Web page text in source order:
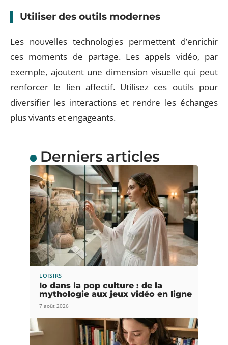
Utiliser des outils modernes
Les nouvelles technologies permettent d’enrichir
ces moments de partage. Les appels vidéo, par
exemple, ajoutent une dimension visuelle qui peut
renforcer le lien affectif. Utilisez ces outils pour
diversifier les interactions et rendre les échanges
plus vivants et engageants.
Derniers articles
LOISIRS
Io dans la pop culture : de la
mythologie aux jeux vidéo en ligne
7 août 2026